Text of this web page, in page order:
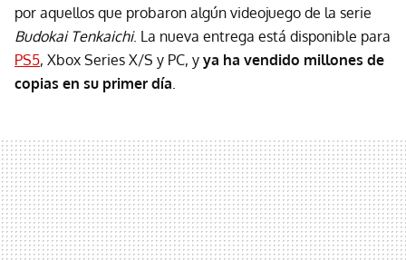
por aquellos que probaron algún videojuego de la serie
Budokai Tenkaichi. La nueva entrega está disponible para
PS5, Xbox Series X/S y PC, y ya ha vendido millones de
copias en su primer día.